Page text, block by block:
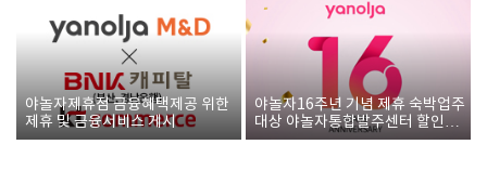
야놀자제휴점 금융혜택제공 위한
제휴 및 금융서비스 게시
야놀자16주년 기념 제휴 숙박업주
대상 야놀자통합발주센터 할인쿠
폰 증정